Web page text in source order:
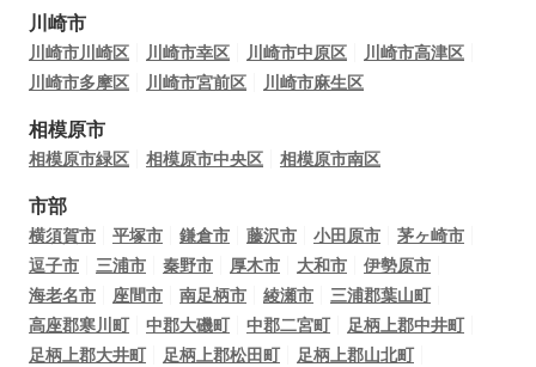
川崎市
川崎市川崎区 川崎市幸区 川崎市中原区
川崎市高津区
川崎市多摩区
川崎市宮前区 川崎市麻生区
相模原市
相模原市緑区 相模原市中央区 相模原市南区
市部
横須賀市 平塚市 鎌倉市 藤沢市 小田原市
茅ヶ崎市
逗子市
三浦市 秦野市 厚木市 大和市
伊勢原市
海老名市
座間市 南足柄市 綾瀬市
三浦郡葉山町
高座郡寒川町
中郡大磯町 中郡二宮町
足柄上郡中井町
足柄上郡大井町
足柄上郡松田町
足柄上郡山北町